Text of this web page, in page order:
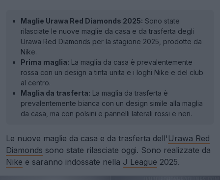
Maglie Urawa Red Diamonds 2025: Sono state
rilasciate le nuove maglie da casa e da trasferta degli
Urawa Red Diamonds per la stagione 2025, prodotte da
Nike.
Prima maglia: La maglia da casa è prevalentemente
rossa con un design a tinta unita e i loghi Nike e del club
al centro.
Maglia da trasferta: La maglia da trasferta è
prevalentemente bianca con un design simile alla maglia
da casa, ma con polsini e pannelli laterali rossi e neri.
Le nuove maglie da casa e da trasferta dell' Urawa Red
Diamonds sono state rilasciate oggi. Sono realizzate da
Nike e saranno indossate nella J League 2025.